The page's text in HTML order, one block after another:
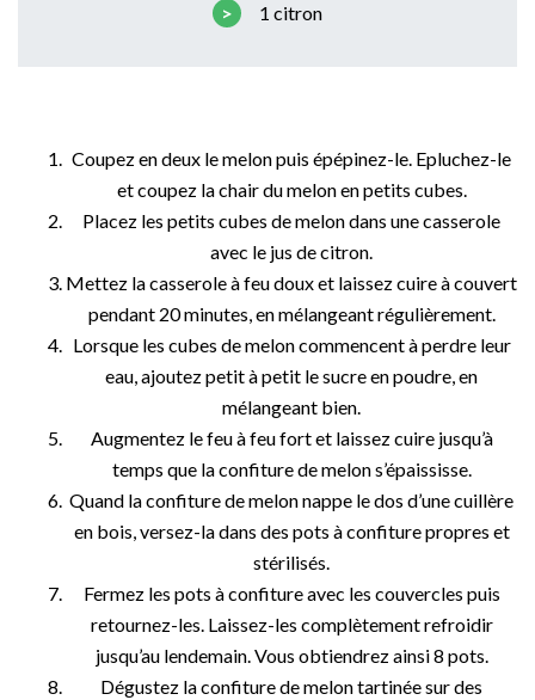
1 citron
Coupez en deux le melon puis épépinez-le. Epluchez-le
et coupez la chair du melon en petits cubes.
Placez les petits cubes de melon dans une casserole
avec le jus de citron.
Mettez la casserole à feu doux et laissez cuire à couvert
pendant 20 minutes, en mélangeant régulièrement.
Lorsque les cubes de melon commencent à perdre leur
eau, ajoutez petit à petit le sucre en poudre, en
mélangeant bien.
Augmentez le feu à feu fort et laissez cuire jusqu’à
temps que la confiture de melon s’épaississe.
Quand la confiture de melon nappe le dos d’une cuillère
en bois, versez-la dans des pots à confiture propres et
stérilisés.
Fermez les pots à confiture avec les couvercles puis
retournez-les. Laissez-les complètement refroidir
jusqu’au lendemain. Vous obtiendrez ainsi 8 pots.
Dégustez la confiture de melon tartinée sur des